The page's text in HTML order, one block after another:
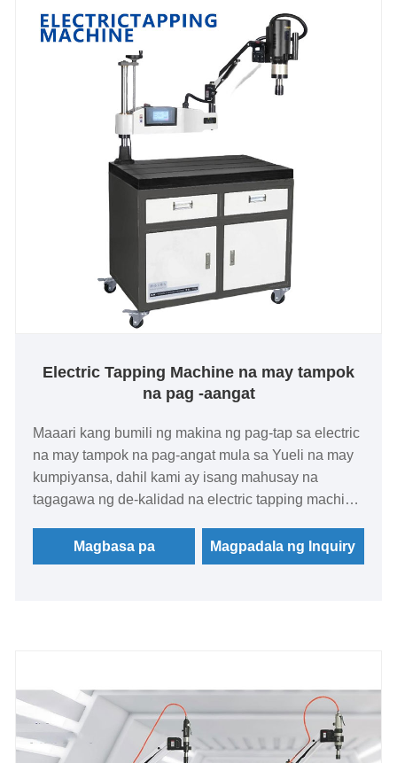
Electric Tapping Machine na may tampok
na pag -aangat
Maaari kang bumili ng makina ng pag-tap sa electric
na may tampok na pag-angat mula sa Yueli na may
kumpiyansa, dahil kami ay isang mahusay na
tagagawa ng de-kalidad na electric tapping machine
bibigyan ka ng pinakamahusay na serbisyo
pagkatapos ng pagbebenta at agarang paghahatid.
Magbasa pa Magpadala ng Inquiry